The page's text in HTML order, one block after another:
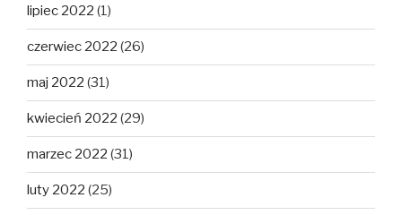
lipiec 2022 (1)
czerwiec 2022 (26)
maj 2022 (31)
kwiecień 2022 (29)
marzec 2022 (31)
luty 2022 (25)